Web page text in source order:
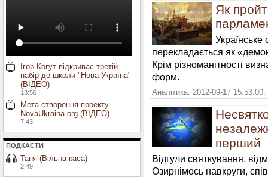
Ігор Когут відкриває третій
набір до школи "Нова Україна"
(ВІДЕО)
13:56
Мета створення проекту
NovaUkraina.org (ВІДЕО)
7:43
ПОДКАСТИ
Таня (Вільна каса)
2:49
Як
перекладається як
Крім різноманітності
форм.
Аналітика. 2012-09-17
перший
Відгули святкування,
Озирнімось навкруги,